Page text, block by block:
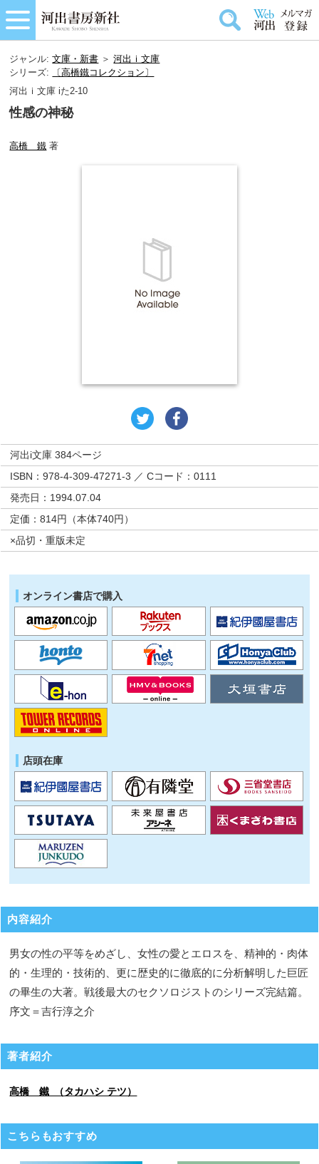
ジャンル:文庫・新書 ＞河出ｉ文庫
シリーズ:
〔高橋鐵コレクション〕
河出ｉ文庫 iた2-10
性感の神秘
高橋 鐵 著
河出i文庫 384ページ
ISBN：978-4-309-47271-3 ／ Cコード：0111
発売日：1994.07.04
定価：814円（本体740円）
×品切・重版未定
オンライン書店で購入
店頭在庫
内容紹介
男女の性の平等をめざし、女性の愛とエロスを、精神的・肉体
的・生理的・技術的、更に歴史的に徹底的に分析解明した巨匠
の畢生の大著。戦後最大のセクソロジストのシリーズ完結篇。
序文＝吉行淳之介
著者紹介
高橋 鐵 （タカハシ テツ）
こちらもおすすめ